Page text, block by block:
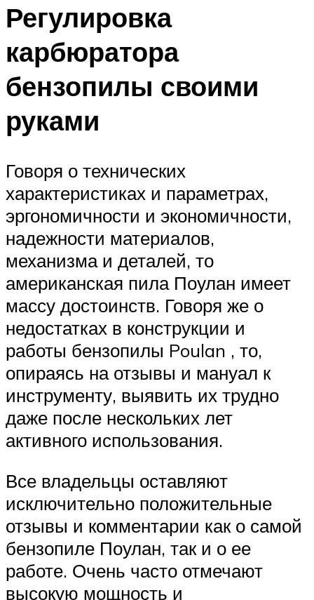
Регулировка
карбюратора
бензопилы своими
руками
Говоря о технических
характеристиках и параметрах,
эргономичности и экономичности,
надежности материалов,
механизма и деталей, то
американская пила Поулан имеет
массу достоинств. Говоря же о
недостатках в конструкции и
работы бензопилы Poulan , то,
опираясь на отзывы и мануал к
инструменту, выявить их трудно
даже после нескольких лет
активного использования.
Все владельцы оставляют
исключительно положительные
отзывы и комментарии как о самой
бензопиле Поулан, так и о ее
работе. Очень часто отмечают
высокую мощность и